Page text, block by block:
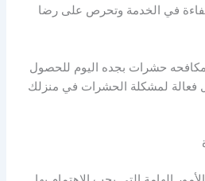
في الخدمة وتحرص على رضا
مكافحه حشرات بجده اليوم للحصول
فعالة لمشكلة الحشرات في منزلك